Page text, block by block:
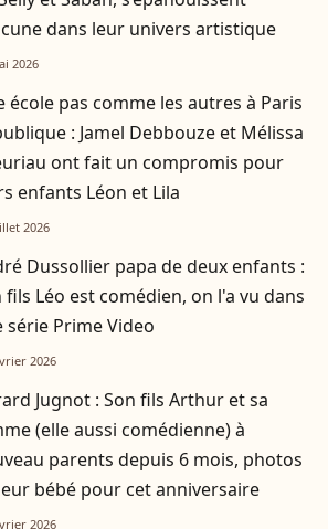
dans leur univers artistique
2026
école pas comme les autres à Paris
: Jamel Debbouze et Mélissa
ont fait un compromis pour
enfants Léon et Lila
2026
Dussollier papa de deux enfants :
fils Léo est comédien, on l'a vu dans
série Prime Video
2026
Jugnot : Son fils Arthur et sa
(elle aussi comédienne) à
parents depuis 6 mois, photos
bébé pour cet anniversaire
2026